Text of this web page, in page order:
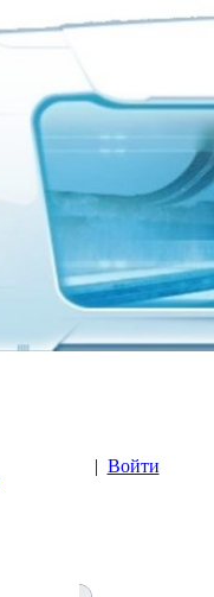
| Войти